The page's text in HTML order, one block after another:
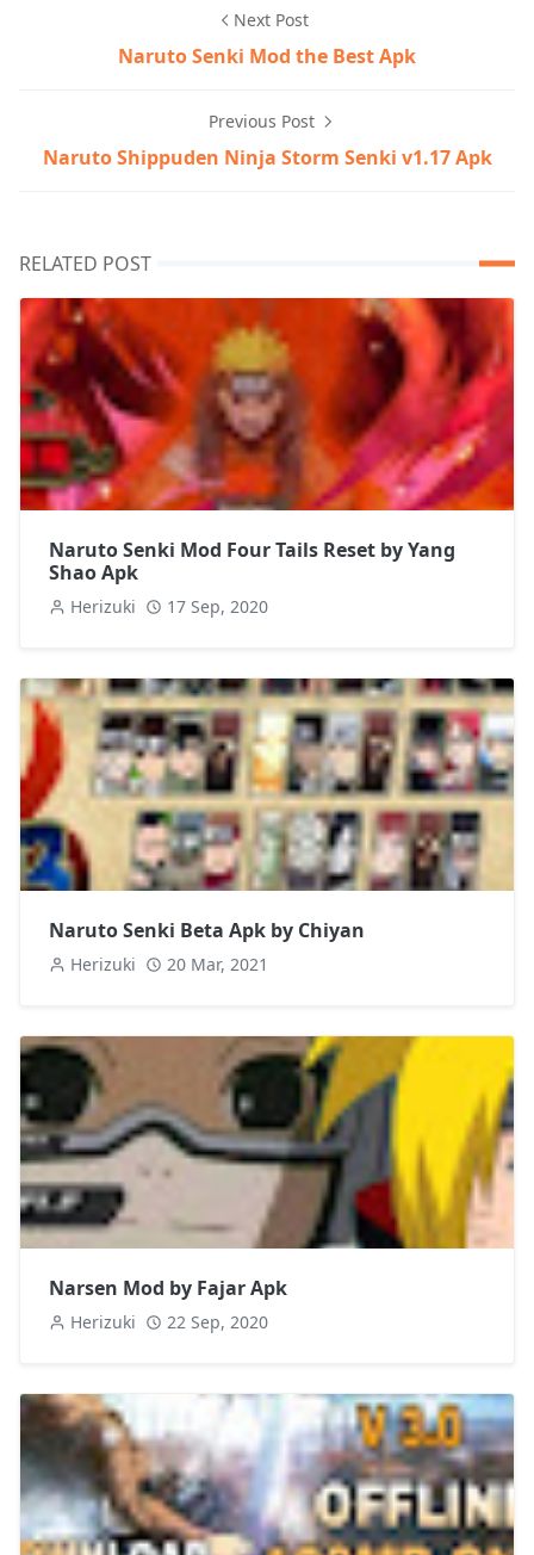
Next Post
Naruto Senki Mod the Best Apk
Previous Post
Naruto Shippuden Ninja Storm Senki v1.17 Apk
RELATED POST
Naruto Senki Mod Four Tails Reset by Yang
Shao Apk
Herizuki 17 Sep, 2020
Naruto Senki Beta Apk by Chiyan
Herizuki 20 Mar, 2021
Narsen Mod by Fajar Apk
Herizuki 22 Sep, 2020